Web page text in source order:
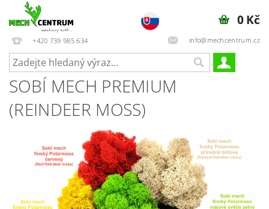
+420 739 985 634 info@mechcentrum.cz
0 Kč
SOBÍ MECH PREMIUM
(REINDEER MOSS)